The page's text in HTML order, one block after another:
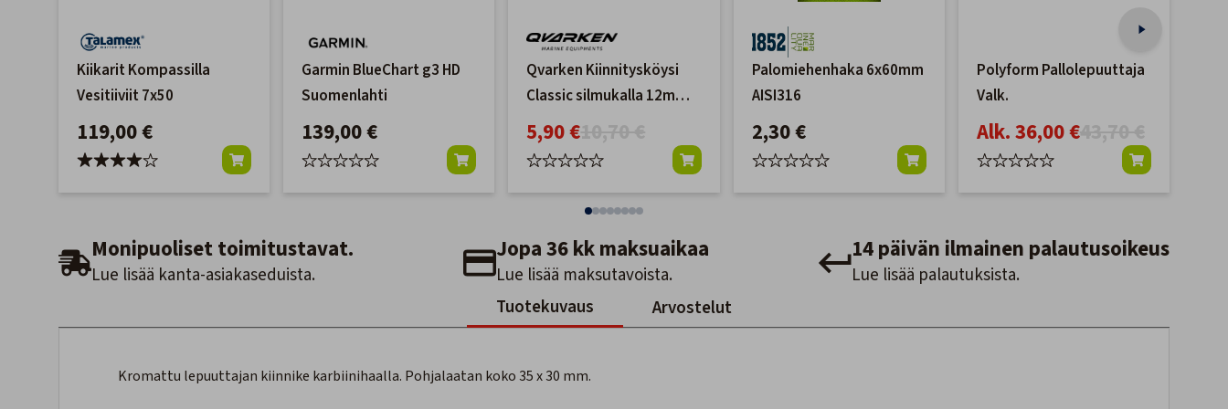
Kiikarit Kompassilla
Vesitiiviit 7x50
119,00 €
Garmin BlueChart g3 HD
Suomenlahti
139,00 €
Qvarken Kiinnitysköysi
Classic silmukalla 12mm
6m musta
5,90 €
Palomiehenhaka 6x60mm
AISI316
2,30 €
Polyform Pallolepuuttaja
Valk.
Alk. 36,00 €43,70 €
Monipuoliset toimitustavat.
Lue lisää kanta-asiakaseduista.
Jopa 36 kk maksuaikaa
Lue lisää maksutavoista.
14 päivän ilmainen palautusoikeus
Lue lisää palautuksista.
Tuotekuvaus
Arvostelut
Kromattu lepuuttajan kiinnike karbiinihaalla. Pohjalaatan koko 35 x 30 mm.